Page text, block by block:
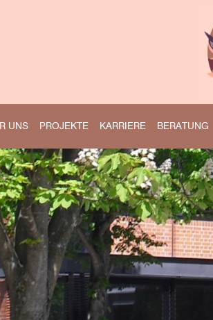
UNS PROJEKTE KARRIERE BERATUNG